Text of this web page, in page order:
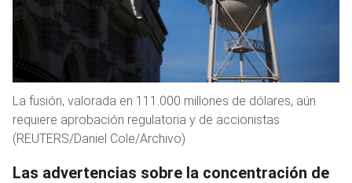
La fusión, valorada en 111.000 millones de dólares, aún
requiere aprobación regulatoria y de accionistas
(REUTERS/Daniel Cole/Archivo)
Las advertencias sobre la concentración de